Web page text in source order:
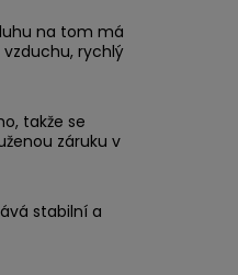
na tom má
rychlý
takže se
záruku v
stabilní a